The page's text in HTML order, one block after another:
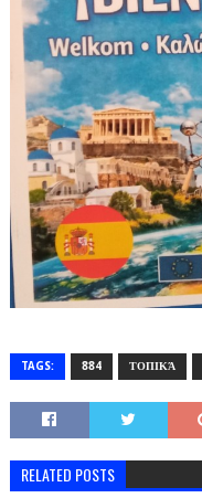
TAGS: 884 ΤΟΠΙΚΆ
RELATED POSTS